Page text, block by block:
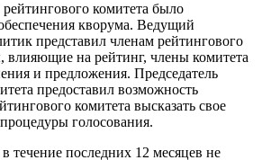
комитета было
кворума. Ведущий
представил членам рейтингового
влияющие на рейтинг, члены комитета
и предложения. Председатель
предоставил возможность
комитета высказать свое
голосования.
течение последних 12 месяцев не